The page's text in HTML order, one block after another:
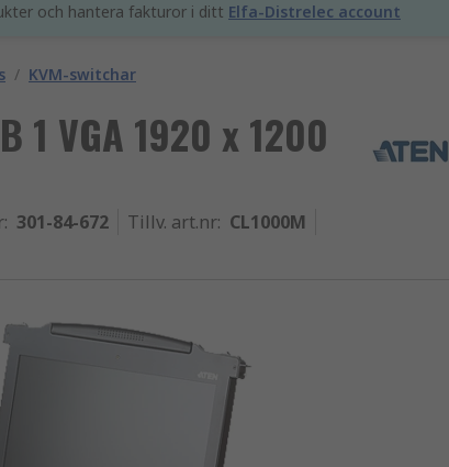
och hantera fakturor i ditt Elfa-Distrelec account
/ KVM-switchar
1 VGA 1920 x 1200
: 301-84-672 Tillv. art.nr: CL1000M